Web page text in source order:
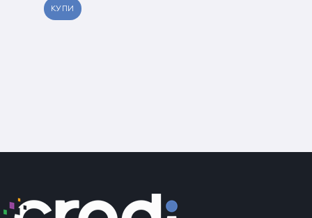
Използвайте уреда само според указанията. Винаги
КУПИ